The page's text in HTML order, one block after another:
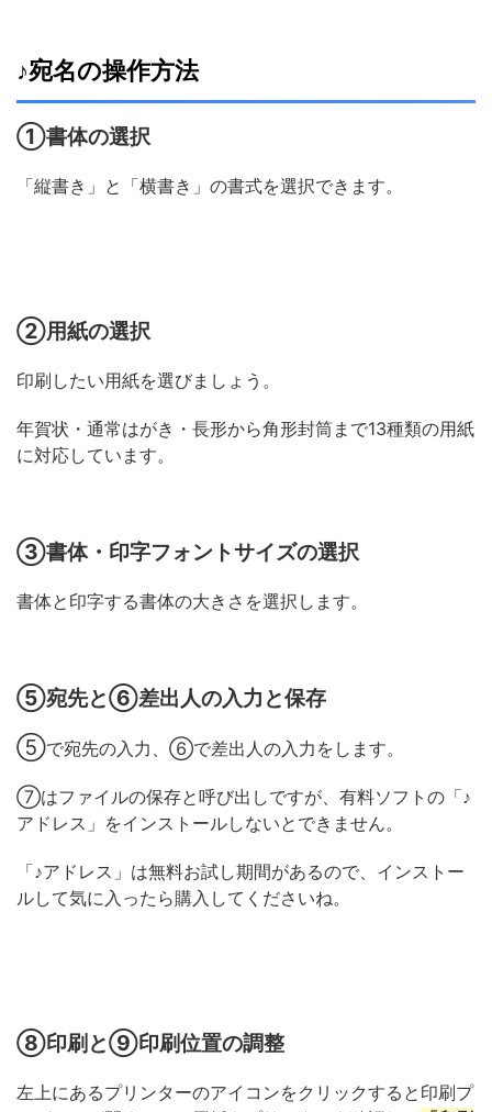
♪宛名の操作方法
①書体の選択
「縦書き」と「横書き」の書式を選択できます。
②用紙の選択
印刷したい用紙を選びましょう。
年賀状・通常はがき・長形から角形封筒まで13種類の用紙
に対応しています。
③書体・印字フォントサイズの選択
書体と印字する書体の大きさを選択します。
⑤宛先と⑥差出人の入力と保存
⑤で宛先の入力、⑥で差出人の入力をします。
⑦はファイルの保存と呼び出しですが、有料ソフトの「♪
アドレス」をインストールしないとできません。
「♪アドレス」は無料お試し期間があるので、インストー
ルして気に入ったら購入してくださいね。
⑧印刷と⑨印刷位置の調整
左上にあるプリンターのアイコンをクリックすると印刷プ